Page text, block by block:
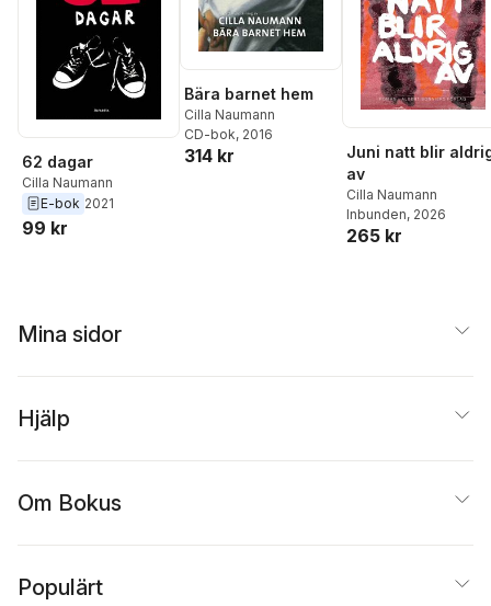
62 dagar
Cilla Naumann
E-bok 2021
99 kr
Bära barnet hem
Cilla Naumann
CD-bok, 2016
314 kr
Juni natt blir
av
Cilla Naumann
Inbunden, 2026
265 kr
Mina sidor
Hjälp
Om Bokus
Populärt